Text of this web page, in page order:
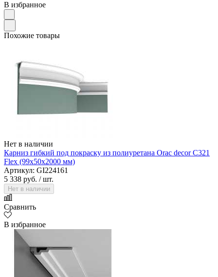
В избранное
Похожие товары
Нет в наличии
Карниз гибкий под покраску из полиуретана Orac decor C321
Flex (99х50х2000 мм)
Артикул: GI224161
5 338 руб. / шт.
Нет в наличии
Сравнить
В избранное